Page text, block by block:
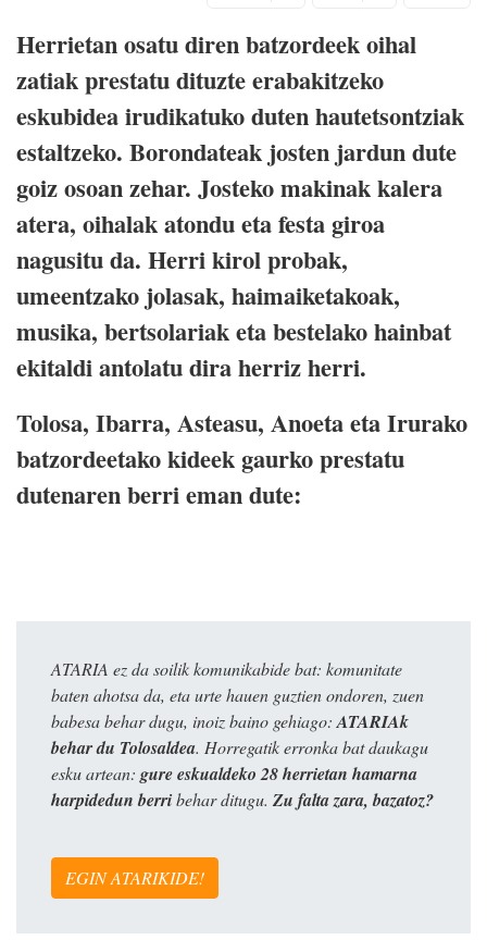
Herrietan osatu diren batzordeek oihal
zatiak prestatu dituzte erabakitzeko
eskubidea irudikatuko duten hautetsontziak
estaltzeko. Borondateak josten jardun dute
goiz osoan zehar. Josteko makinak kalera
atera, oihalak atondu eta festa giroa
nagusitu da. Herri kirol probak,
umeentzako jolasak, haimaiketakoak,
musika, bertsolariak eta bestelako hainbat
ekitaldi antolatu dira herriz herri.
Tolosa, Ibarra, Asteasu, Anoeta eta Irurako
batzordeetako kideek gaurko prestatu
dutenaren berri eman dute:
ATARIA ez da soilik komunikabide bat: komunitate
baten ahotsa da, eta urte hauen guztien ondoren, zuen
babesa behar dugu, inoiz baino gehiago: ATARIAk
behar du Tolosaldea. Horregatik erronka bat daukagu
esku artean: gure eskualdeko 28 herrietan hamarna
harpidedun berribehar ditugu. Zu falta zara, bazatoz?
EGIN ATARIKIDE!